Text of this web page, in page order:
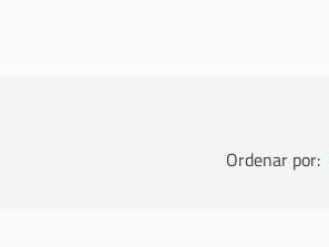
Ordenar por: